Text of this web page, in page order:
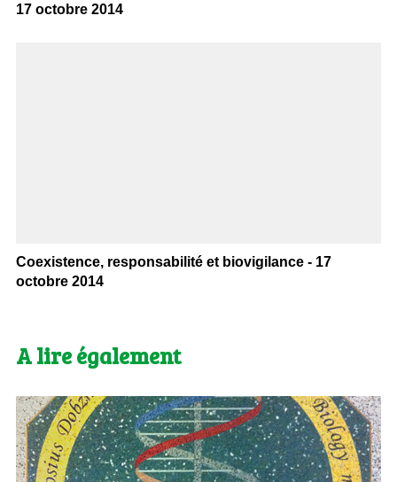
17 octobre 2014
Coexistence, responsabilité et biovigilance - 17
octobre 2014
A lire également